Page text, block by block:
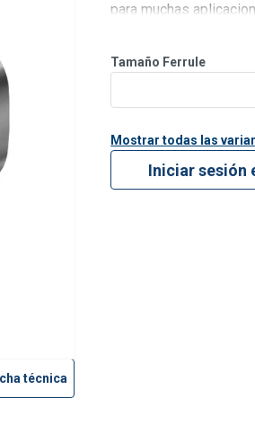
técnica
para muchas
Los casquillos se
Tamaño Ferrule
Mostrar todas las
Iniciar sesión